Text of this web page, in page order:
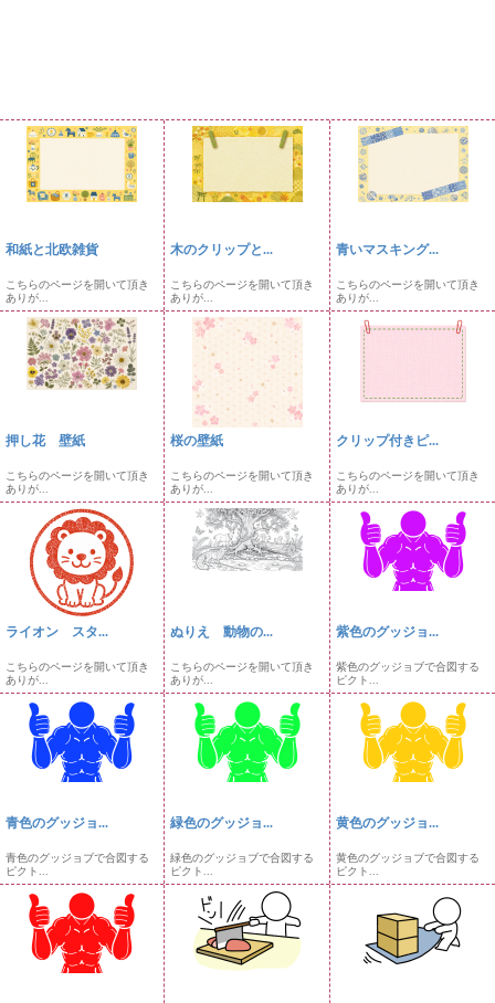
和紙と北欧雑貨
こちらのページを開いて頂き
ありが...
木のクリップと...
こちらのページを開いて頂き
ありが...
青いマスキング...
こちらのページを開いて頂き
ありが...
押し花 壁紙
こちらのページを開いて頂き
ありが...
桜の壁紙
こちらのページを開いて頂き
ありが...
クリップ付きピ...
こちらのページを開いて頂き
ありが...
ライオン スタ...
こちらのページを開いて頂き
ありが...
ぬりえ 動物の...
こちらのページを開いて頂き
ありが...
紫色のグッジョ...
紫色のグッジョブで合図する
ピクト...
青色のグッジョ...
青色のグッジョブで合図する
ピクト...
緑色のグッジョ...
緑色のグッジョブで合図する
ピクト...
黄色のグッジョ...
黄色のグッジョブで合図する
ピクト...